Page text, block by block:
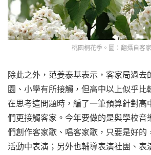
桃園桐花季。圖：翻攝自客
除此之外，范姜泰基表示，客家局過去
園、小學有所接觸，但高中以上似乎比
在思考這問題時，編了一筆預算針對高
們更接觸客家。今年要做的是與學校音
們創作客家歌、唱客家歌，只要是好的
活動中表演；另外也輔導表演社團、表